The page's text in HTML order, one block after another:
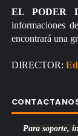
EL PODER
informaciones
encontrará una
DIRECTOR:
Para soporte,